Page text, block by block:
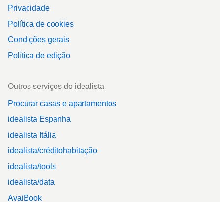
Privacidade
Política de cookies
Condições gerais
Política de edição
Outros serviços do idealista
Procurar casas e apartamentos
idealista Espanha
idealista Itália
idealista/créditohabitação
idealista/tools
idealista/data
AvaiBook